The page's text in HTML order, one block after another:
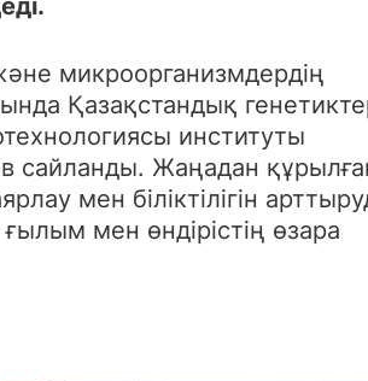
микроорганизмдердің
Қазақстандық
институты
сайланды. Жаңадан
мен біліктілігін
мен өндірістің өзара